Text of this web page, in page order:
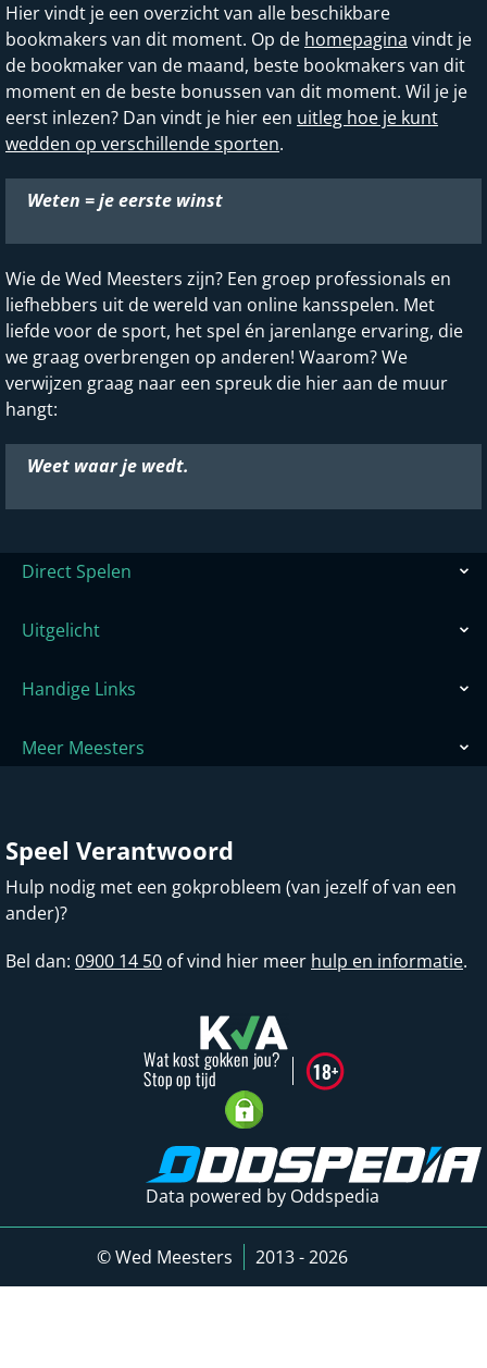
Hier vindt je een overzicht van alle beschikbare
bookmakers van dit moment. Op de homepagina vindt je
de bookmaker van de maand, beste bookmakers van dit
moment en de beste bonussen van dit moment. Wil je je
eerst inlezen? Dan vindt je hier een uitleg hoe je kunt
wedden op verschillende sporten.
Weten = je eerste winst
Wie de Wed Meesters zijn? Een groep professionals en
liefhebbers uit de wereld van online kansspelen. Met
liefde voor de sport, het spel én jarenlange ervaring, die
we graag overbrengen op anderen! Waarom? We
verwijzen graag naar een spreuk die hier aan de muur
hangt:
Weet waar je wedt.
Direct Spelen
Uitgelicht
Handige Links
Meer Meesters
Speel Verantwoord
Hulp nodig met een gokprobleem (van jezelf of van een
ander)?
Bel dan: 0900 14 50 of vind hier meer hulp en informatie.
Data powered by Oddspedia
© Wed Meesters 2013 - 2026